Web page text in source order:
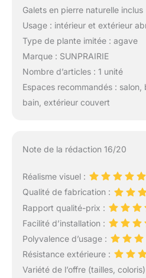
Galets en pierre naturelle inclus
Usage : intérieur et extérieur
Type de plante imitée : agave
Marque : SUNPRAIRIE
Nombre d’articles : 1 unité
Espaces recommandés :
bain, extérieur couvert
Note de la rédaction 16/20
Réalisme visuel :
Qualité de fabrication :
Rapport qualité-prix :
Facilité d’installation :
Polyvalence d’usage :
Résistance extérieure :
Variété de l’offre (tailles,